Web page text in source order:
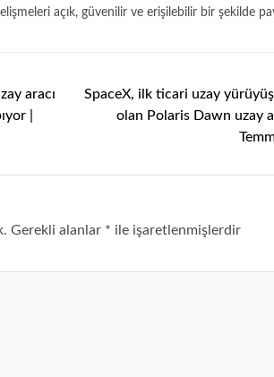
açık, güvenilir ve erişilebilir bir şekilde
aracı
|
SpaceX, ilk ticari uzay
olan Polaris Dawn uzay
Gerekli alanlar * ile işaretlenmişlerdir